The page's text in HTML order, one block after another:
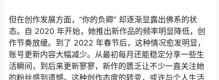
但在创作发展方面，“你的负卿” 却逐渐显露出佛系的状
态。自 2020 年开始，她推出新作品的频率明显降低，创
作节奏放缓。到了 2022 年春节后，这种情况愈发明显，
账号更新内容大幅减少。从最初每月还能稳定分享一些生
活瞬间，到后来更新寥寥，新作的匮乏让不少一直关注她
的粉丝感到遗憾。这种创作态度的转变，或许与个人生活